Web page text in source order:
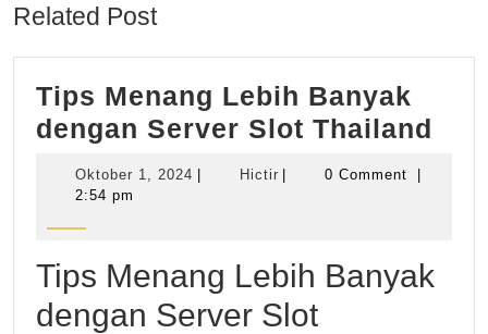
Related Post
Tips Menang Lebih Banyak
dengan Server Slot Thailand
Oktober 1, 2024 OktoberHictirHictir 0 Comment
2:54 pm
Tips Menang Lebih Banyak
dengan Server Slot